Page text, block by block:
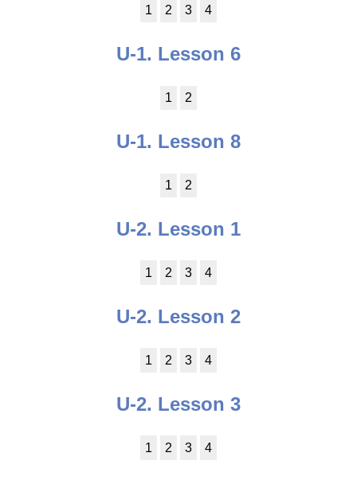
1 2 3 4
U-1. Lesson 6
1 2
U-1. Lesson 8
1 2
U-2. Lesson 1
1 2 3 4
U-2. Lesson 2
1 2 3 4
U-2. Lesson 3
1 2 3 4